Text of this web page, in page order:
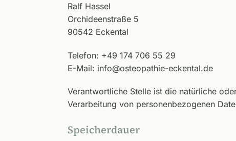
Ralf Hassel
Orchideenstraße 5
90542 Eckental
Telefon: +49 174 706 55 29
E-Mail: info@osteopathie-eckental.de
Verantwortliche Stelle ist die natürliche
Verarbeitung von personenbezogenen
Speicherdauer